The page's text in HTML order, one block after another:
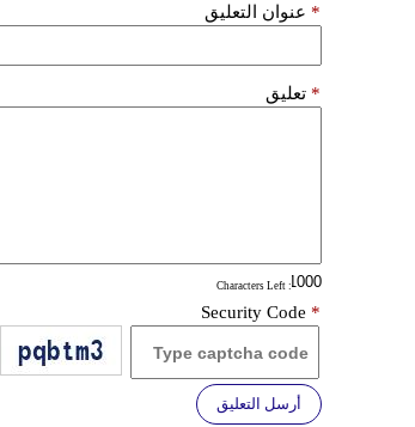
عنوان التعليق *
تعليق *
: Characters Left
Security Code *
أرسل التعليق